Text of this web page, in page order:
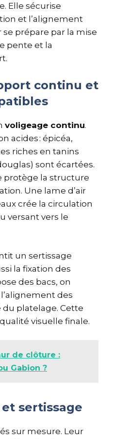
Elle sécurise
et l’alignement
prépare par la mise
pente et la
continu et
voligeage continu.
acides : épicéa,
riches en tanins
sont écartées.
protège la structure
Une lame d’air
crée la circulation
versant vers le
un sertissage
la fixation des
des bacs, on
des
platelage. Cette
visuelle finale.
de clôture :
Gabion ?
et sertissage
sur mesure. Leur